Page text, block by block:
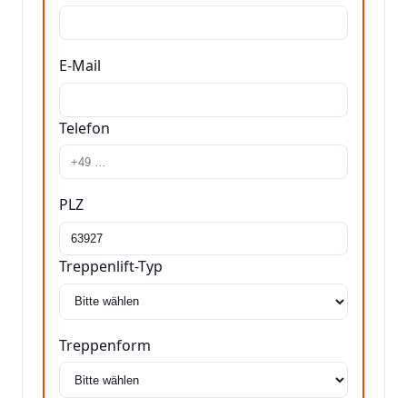
E-Mail
Telefon
PLZ
Treppenlift-Typ
Treppenform